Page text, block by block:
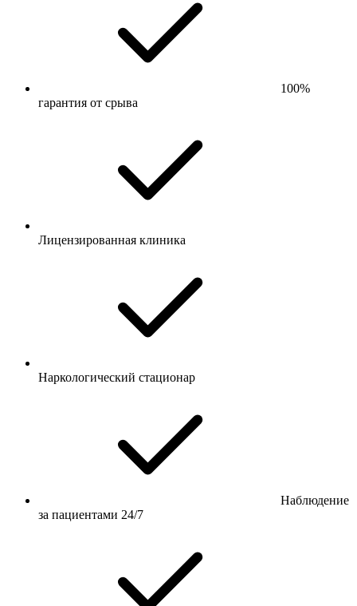
100%
гарантия от срыва
Лицензированная клиника
Наркологический стационар
Наблюдение
за пациентами 24/7